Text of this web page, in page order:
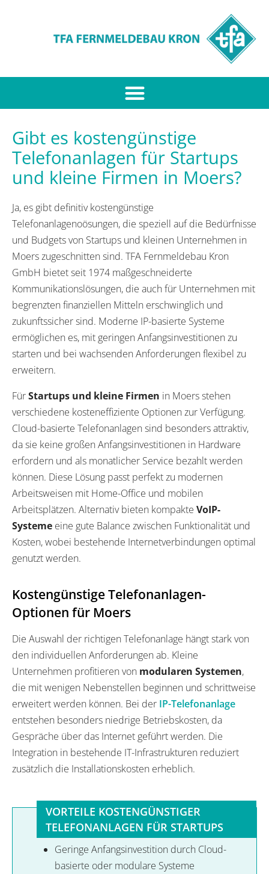
Gibt es kostengünstige
Telefonanlagen für Startups
und kleine Firmen in Moers?
Ja, es gibt definitiv kostengünstige
Telefonanlagenoösungen, die speziell auf die Bedürfnisse
und Budgets von Startups und kleinen Unternehmen in
Moers zugeschnitten sind. TFA Fernmeldebau Kron
GmbH bietet seit 1974 maßgeschneiderte
Kommunikationslösungen, die auch für Unternehmen mit
begrenzten finanziellen Mitteln erschwinglich und
zukunftssicher sind. Moderne IP-basierte Systeme
ermöglichen es, mit geringen Anfangsinvestitionen zu
starten und bei wachsenden Anforderungen flexibel zu
erweitern.
FürStartups und kleine Firmen in Moers stehen
verschiedene kosteneffiziente Optionen zur Verfügung.
Cloud-basierte Telefonanlagen sind besonders attraktiv,
da sie keine großen Anfangsinvestitionen in Hardware
erfordern und als monatlicher Service bezahlt werden
können. Diese Lösung passt perfekt zu modernen
Arbeitsweisen mit Home-Office und mobilen
Arbeitsplätzen. Alternativ bieten kompakte VoIP-
Systeme eine gute Balance zwischen Funktionalität und
Kosten, wobei bestehende Internetverbindungen optimal
genutzt werden.
Kostengünstige Telefonanlagen-
Optionen für Moers
Die Auswahl der richtigen Telefonanlage hängt stark von
den individuellen Anforderungen ab. Kleine
Unternehmen profitieren von modularen Systemen,
die mit wenigen Nebenstellen beginnen und schrittweise
erweitert werden können. Bei der IP-Telefonanlage
entstehen besonders niedrige Betriebskosten, da
Gespräche über das Internet geführt werden. Die
Integration in bestehende IT-Infrastrukturen reduziert
zusätzlich die Installationskosten erheblich.
VORTEILE KOSTENGÜNSTIGER
TELEFONANLAGEN FÜR STARTUPS
Geringe Anfangsinvestition durch Cloud-
basierte oder modulare Systeme